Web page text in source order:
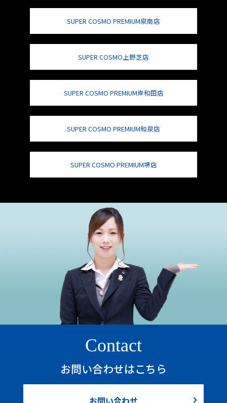
SUPER COSMO PREMIUM泉南店
SUPER COSMO上野芝店
SUPER COSMO PREMIUM岸和田店
SUPER COSMO PREMIUM和泉店
SUPER COSMO PREMIUM堺店
Contact
お問い合わせはこちら
お問い合わせ